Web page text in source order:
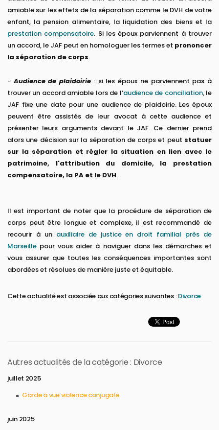
amiable sur les effets de la séparation comme le DVH de votre
enfant, la pension alimentaire, la liquidation des biens et la
prestation compensatoire. Si les époux parviennent à trouver
un accord, le JAF peut en homologuer les termes et prononcer
la séparation de corps.
-Audience de plaidoirie : si les époux ne parviennent pas à
trouver un accord amiable lors de l’audience de conciliation, le
JAF fixe une date pour une audience de plaidoirie. Les époux
peuvent être assistés de leur avocat à cette audience et
présenter leurs arguments devant le JAF. Ce dernier prend
alors une décision sur la séparation de corps et peut statuer
sur la séparation et régler la situation en lien avec le
patrimoine, l'attribution du domicile, la prestation
compensatoire, la PA et le DVH.
Il est important de noter que la procédure de séparation de
corps peut être longue et complexe, il est recommandé de
recourir à un auxiliaire de justice en droit familial près de
Marseille pour vous aider à naviguer dans les démarches et
vous assurer que toutes les conséquences importantes sont
abordées et résolues de manière juste et équitable.
Cette actualité est associée aux catégories suivantes :Divorce
Autres actualités de la catégorie : Divorce
juillet 2025
Garde a vue violence conjugale
juin 2025